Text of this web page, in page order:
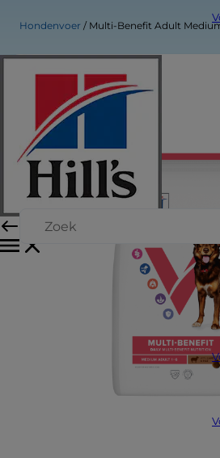
Hondenvoer Multi-Benefit Adult